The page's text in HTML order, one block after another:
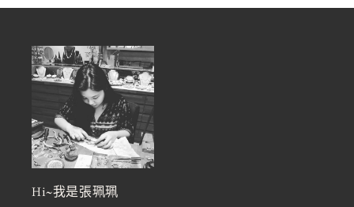
Hi~我是張珮珮